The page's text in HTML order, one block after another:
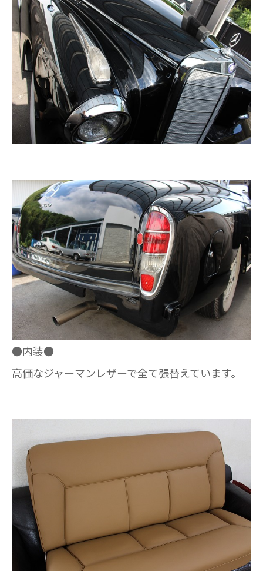
●内装●
高価なジャーマンレザーで全て張替えています。